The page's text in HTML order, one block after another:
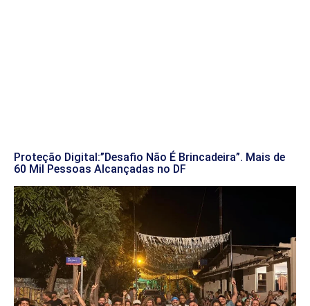
Proteção Digital:”Desafio Não É Brincadeira”. Mais de
60 Mil Pessoas Alcançadas no DF